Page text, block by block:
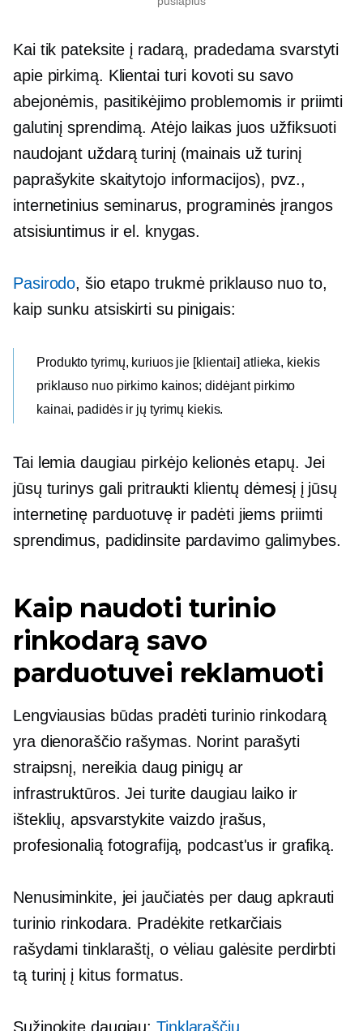
Kai tik pateksite į radarą, pradedama svarstyti
apie pirkimą. Klientai turi kovoti su savo
abejonėmis, pasitikėjimo problemomis ir priimti
galutinį sprendimą. Atėjo laikas juos užfiksuoti
naudojant uždarą turinį (mainais už turinį
paprašykite skaitytojo informacijos), pvz.,
internetinius seminarus, programinės įrangos
atsisiuntimus ir el. knygas.
Pasirodo, šio etapo trukmė priklauso nuo to,
kaip sunku atsiskirti su pinigais:
Produkto tyrimų, kuriuos jie [klientai] atlieka, kiekis
priklauso nuo pirkimo kainos; didėjant pirkimo
kainai, padidės ir jų tyrimų kiekis.
Tai lemia daugiau pirkėjo kelionės etapų. Jei
jūsų turinys gali pritraukti klientų dėmesį į jūsų
internetinę parduotuvę ir padėti jiems priimti
sprendimus, padidinsite pardavimo galimybes.
Kaip naudoti turinio
rinkodarą savo
parduotuvei reklamuoti
Lengviausias būdas pradėti turinio rinkodarą
yra dienoraščio rašymas. Norint parašyti
straipsnį, nereikia daug pinigų ar
infrastruktūros. Jei turite daugiau laiko ir
išteklių, apsvarstykite vaizdo įrašus,
profesionalią fotografiją, podcast'us ir grafiką.
Nenusiminkite, jei jaučiatės per daug apkrauti
turinio rinkodara. Pradėkite retkarčiais
rašydami tinklaraštį, o vėliau galėsite perdirbti
tą turinį į kitus formatus.
Sužinokite daugiau: Tinklaraščių